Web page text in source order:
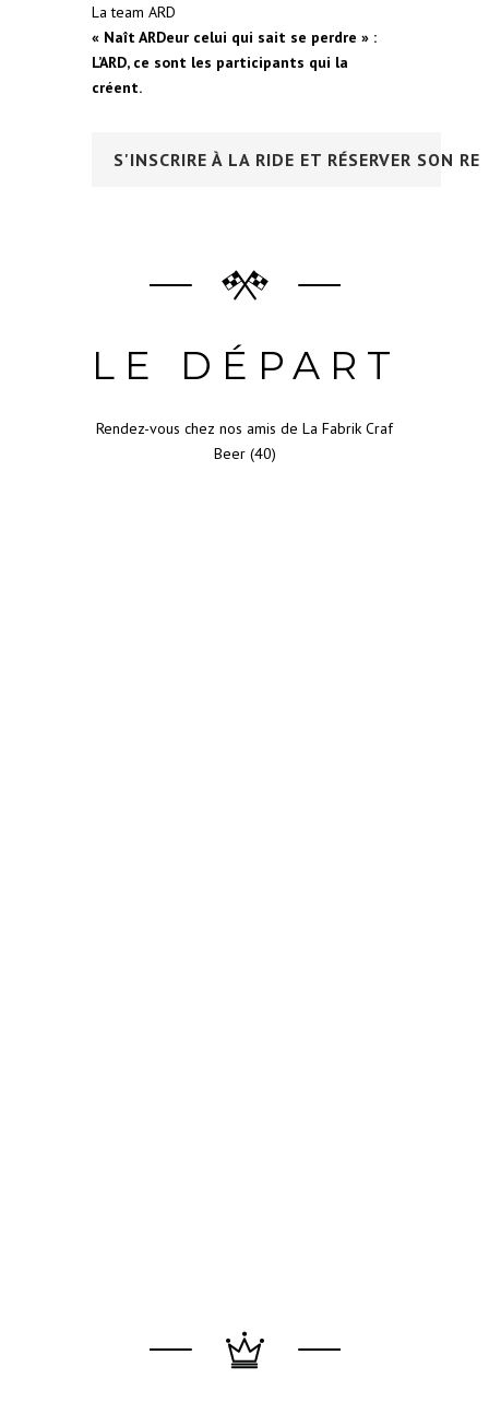
La team ARD
« Naît ARDeur celui qui sait se perdre » :
L’ARD, ce sont les participants qui la
créent.
S'INSCRIRE À LA RIDE ET RÉSERVER SON
LE DÉPART
Rendez-vous chez nos amis de La Fabrik Craf
Beer (40)